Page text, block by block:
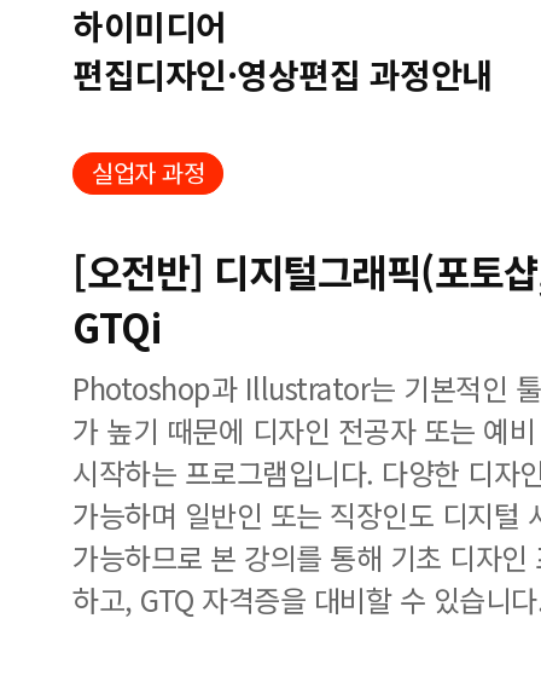
하이미디어
편집디자인·영상편집 과정안내
실업자 과정
[오전반] 디지털그래픽(포토
GTQi
Photoshop과 Illustrator는 기본적인
가 높기 때문에 디자인 전공자 또는 예
시작하는 프로그램입니다. 다양한 디자
가능하며 일반인 또는 직장인도 디지털
가능하므로 본 강의를 통해 기초 디자
하고, GTQ 자격증을 대비할 수 있습니